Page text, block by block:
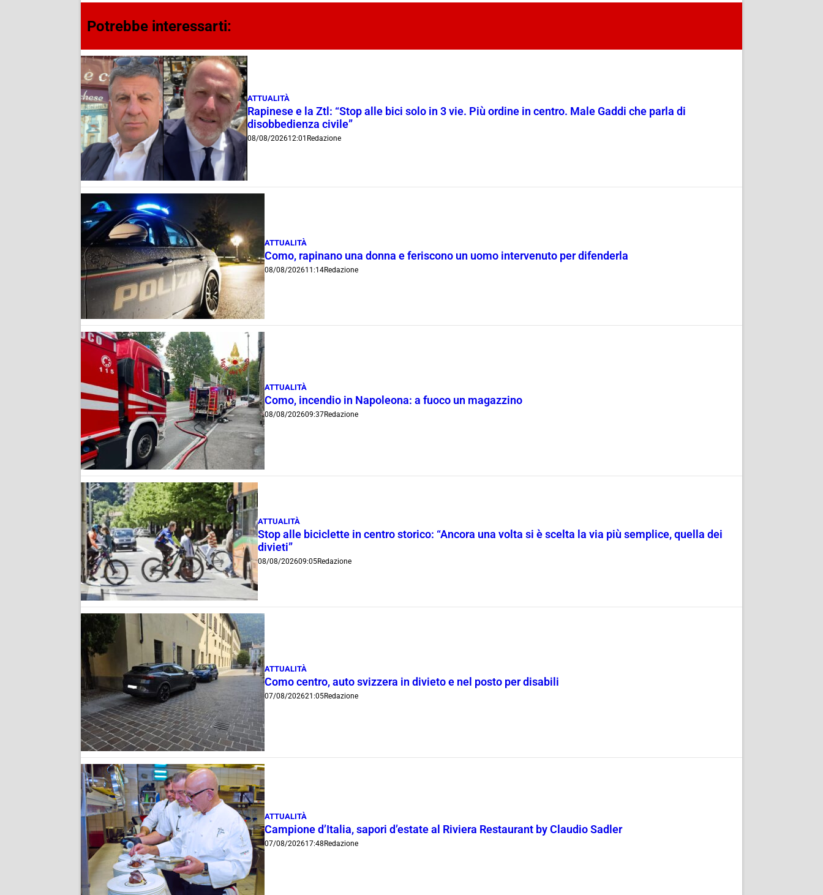
Potrebbe interessarti:
ATTUALITÀ
Rapinese e la Ztl: “Stop alle bici solo in 3 vie. Più ordine in centro. Male Gaddi che parla di
disobbedienza civile”
08/08/202612:01 Redazione
ATTUALITÀ
Como, rapinano una donna e feriscono un uomo intervenuto per difenderla
08/08/202611:14Redazione
ATTUALITÀ
Como, incendio in Napoleona: a fuoco un magazzino
08/08/202609:37Redazione
ATTUALITÀ
Stop alle biciclette in centro storico: “Ancora una volta si è scelta la via più semplice, quella dei
divieti”
08/08/202609:05Redazione
ATTUALITÀ
Como centro, auto svizzera in divieto e nel posto per disabili
07/08/202621:05Redazione
ATTUALITÀ
Campione d’Italia, sapori d’estate al Riviera Restaurant by Claudio Sadler
07/08/202617:48Redazione